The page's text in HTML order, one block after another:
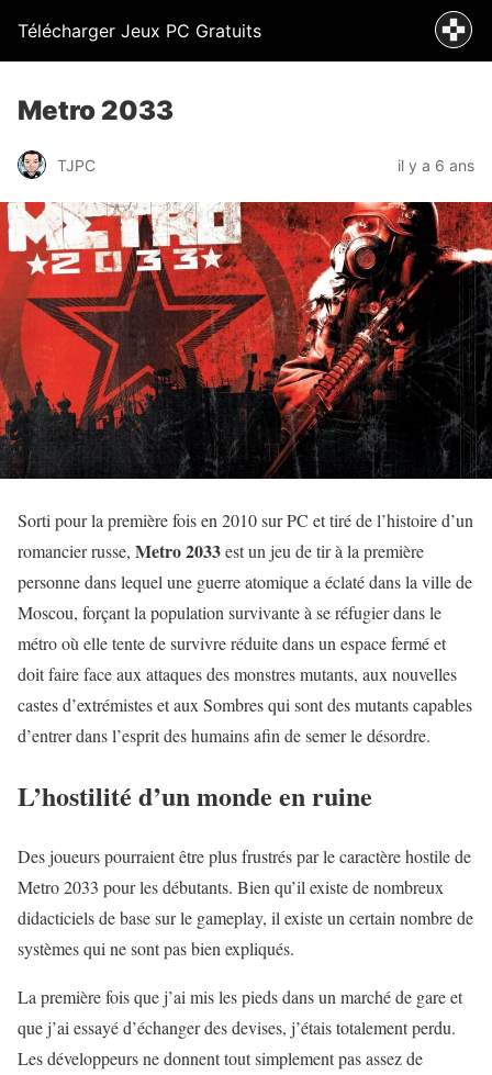
Télécharger Jeux PC Gratuits
Metro 2033
TJPC il y a 6 ans
Sorti pour la première fois en 2010 sur PC et tiré de l’histoire d’un
romancier russe, Metro 2033est un jeu de tir à la première
personne dans lequel une guerre atomique a éclaté dans la ville de
Moscou, forçant la population survivante à se réfugier dans le
métro où elle tente de survivre réduite dans un espace fermé et
doit faire face aux attaques des monstres mutants, aux nouvelles
castes d’extrémistes et aux Sombres qui sont des mutants capables
d’entrer dans l’esprit des humains afin de semer le désordre.
L’hostilité d’un monde en ruine
Des joueurs pourraient être plus frustrés par le caractère hostile de
Metro 2033 pour les débutants. Bien qu’il existe de nombreux
didacticiels de base sur le gameplay, il existe un certain nombre de
systèmes qui ne sont pas bien expliqués.
La première fois que j’ai mis les pieds dans un marché de gare et
que j’ai essayé d’échanger des devises, j’étais totalement perdu.
Les développeurs ne donnent tout simplement pas assez de